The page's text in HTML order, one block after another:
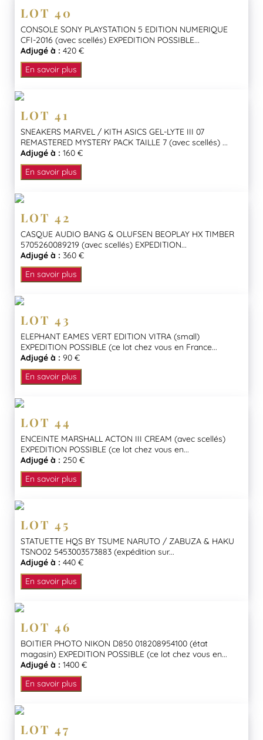
LOT 40
CONSOLE SONY PLAYSTATION 5 EDITION NUMERIQUE
CFI-2016 (avec scellés) EXPEDITION POSSIBLE...
Adjugé à : 420 €
En savoir plus
LOT 41
SNEAKERS MARVEL / KITH ASICS GEL-LYTE III 07
REMASTERED MYSTERY PACK TAILLE 7 (avec scellés) ...
Adjugé à : 160 €
En savoir plus
LOT 42
CASQUE AUDIO BANG & OLUFSEN BEOPLAY HX TIMBER
5705260089219 (avec scellés) EXPEDITION...
Adjugé à : 360 €
En savoir plus
LOT 43
ELEPHANT EAMES VERT EDITION VITRA (small)
EXPEDITION POSSIBLE (ce lot chez vous en France...
Adjugé à : 90 €
En savoir plus
LOT 44
ENCEINTE MARSHALL ACTON III CREAM (avec scellés)
EXPEDITION POSSIBLE (ce lot chez vous en...
Adjugé à : 250 €
En savoir plus
LOT 45
STATUETTE HQS BY TSUME NARUTO / ZABUZA & HAKU
TSNO02 5453003573883 (expédition sur...
Adjugé à : 440 €
En savoir plus
LOT 46
BOITIER PHOTO NIKON D850 018208954100 (état
magasin) EXPEDITION POSSIBLE (ce lot chez vous en...
Adjugé à : 1400 €
En savoir plus
LOT 47